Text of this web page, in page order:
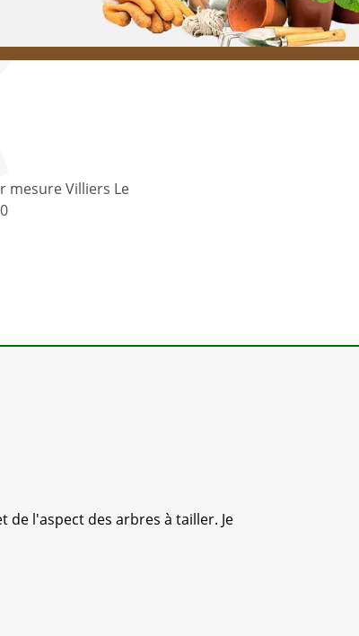
mesure Villiers Le
l'aspect des arbres à tailler. Je